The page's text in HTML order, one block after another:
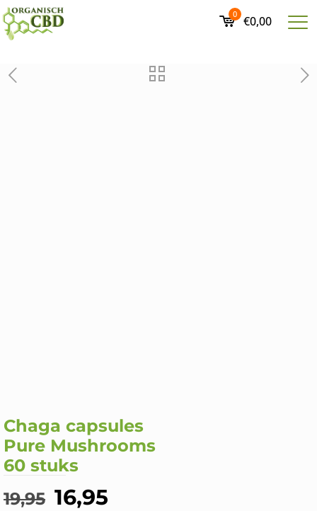
0 €0,00
Chaga capsules
Pure Mushrooms
60 stuks
19,95 Oorspronkelijke
16,95